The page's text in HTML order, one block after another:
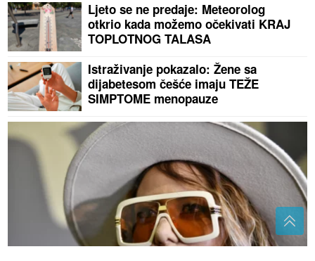
Ljeto se ne predaje: Meteorolog
otkrio kada možemo očekivati KRAJ
TOPLOTNOG TALASA
Istraživanje pokazalo: Žene sa
dijabetesom češće imaju TEŽE
SIMPTOME menopauze